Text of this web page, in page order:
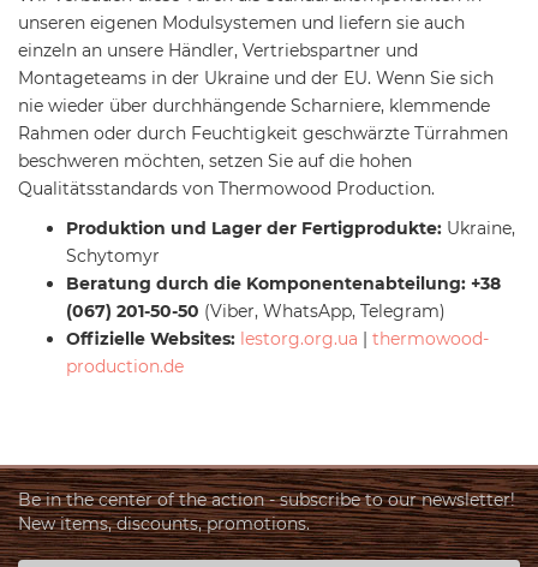
unseren eigenen Modulsystemen und liefern sie auch
einzeln an unsere Händler, Vertriebspartner und
Montageteams in der Ukraine und der EU. Wenn Sie sich
nie wieder über durchhängende Scharniere, klemmende
Rahmen oder durch Feuchtigkeit geschwärzte Türrahmen
beschweren möchten, setzen Sie auf die hohen
Qualitätsstandards von Thermowood Production.
Produktion und Lager der Fertigprodukte: Ukraine,
Schytomyr
Beratung durch die Komponentenabteilung: +38
(067) 201-50-50 (Viber, WhatsApp, Telegram)
Offizielle Websites: lestorg.org.ua | thermowood-
production.de
Be in the center of the action - subscribe to our newsletter!
New items, discounts, promotions.